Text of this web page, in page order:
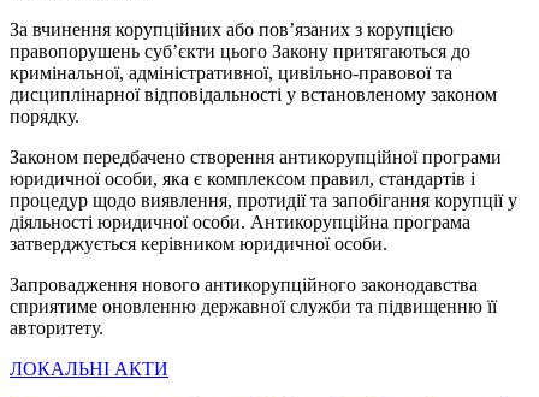
За вчинення корупційних або пов’язаних з корупцією
правопорушень суб’єкти цього Закону притягаються до
кримінальної, адміністративної, цивільно-правової та
дисциплінарної відповідальності у встановленому законом
порядку.
Законом передбачено створення антикорупційної програми
юридичної особи, яка є комплексом правил, стандартів і
процедур щодо виявлення, протидії та запобігання корупції у
діяльності юридичної особи. Антикорупційна програма
затверджується керівником юридичної особи.
Запровадження нового антикорупційного законодавства
сприятиме оновленню державної служби та підвищенню її
авторитету.
ЛОКАЛЬНІ АКТИ